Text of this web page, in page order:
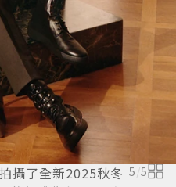
攝了全新2025秋冬 5/5